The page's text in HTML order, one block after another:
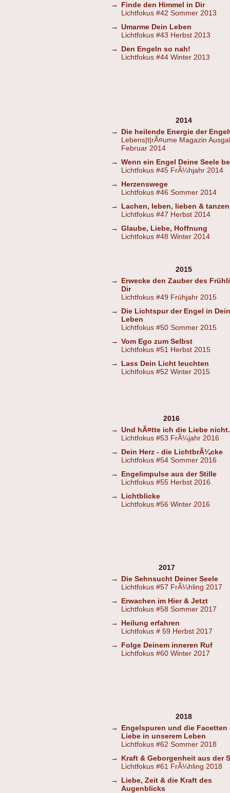
→
Finde den Himmel in Dir
Lichtfokus #42 Sommer 2013
→ Umarme Dein Leben
Lichtfokus #43 Herbst 2013
→
Den Engeln so nah!
Lichtfokus #44 Winter 2013
2014
→
Die heilende Energie der
Lebens|t|rÃ¤ume Magazin
Februar 2014
→ Wenn ein Engel Deine Seele
Lichtfokus #45 FrÃ¼hjahr 2014
→
Herzenswege
Lichtfokus #46 Sommer 2014
→
Lachen, leben, lieben & tanzen
Lichtfokus #47 Herbst 2014
→ Glaube, Liebe, Hoffnung
Lichtfokus #48 Winter 2014
2015
→
Erwecke den Zauber des
Dir
Lichtfokus #49 Frühjahr 2015
→
Die Lichtspur der Engel in
Leben
Lichtfokus #50 Sommer 2015
→ Vom Ego zum Selbst
Lichtfokus #51 Herbst 2015
→
Lass Dein Licht leuchten
Lichtfokus #52 Winter 2015
2016
→ Und hÃ¤tte ich die Liebe
Lichtfokus #53 FrÃ¼jahr 2016
→
Dein Herz - die LichtbrÃ¼cke
Lichtfokus #54 Sommer 2016
→
Engelimpulse aus der Stille
Lichtfokus #55 Herbst 2016
→
Lichtblicke
Lichtfokus #56 Winter 2016
2017
→
Die Sehnsucht Deiner Seele
Lichtfokus #57 FrÃ¼hling 2017
→
Erwachen im Hier & Jetzt
Lichtfokus #58 Sommer 2017
→
Heilung erfahren
Lichtfokus # 59 Herbst 2017
→
Folge Deinem inneren Ruf
Lichtfokus #60 Winter 2017
2018
→
Engelspuren und die Facetten
Liebe in unserem Leben
Lichtfokus #62 Sommer 2018
→
Kraft & Geborgenheit aus der
Lichtfokus #61 FrÃ¼hling 2018
→
Liebe, Zeit & die Kraft des
Augenblicks